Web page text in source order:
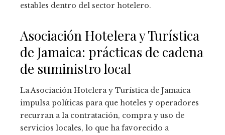
estables dentro del sector hotelero.
Asociación Hotelera y Turística
de Jamaica: prácticas de cadena
de suministro local
La Asociación Hotelera y Turística de Jamaica
impulsa políticas para que hoteles y operadores
recurran a la contratación, compra y uso de
servicios locales, lo que ha favorecido a